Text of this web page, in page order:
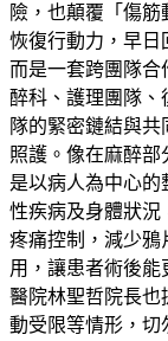
險，也顛覆「傷
恢復行動力，早日
而是一套跨團隊
醉科、護理團隊、
隊的緊密鏈結與
照護。像在麻醉部
是以病人為中心的
性疾病及身體狀況
疼痛控制，減少鴉
用，讓患者術後能
醫院林聖哲院長也
動受限等情形，切